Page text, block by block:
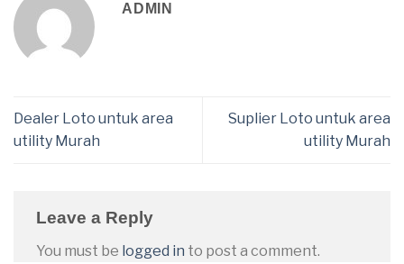
ADMIN
Dealer Loto untuk area
utility Murah
Suplier Loto untuk area
utility Murah
Leave a Reply
You must be logged in to post a comment.